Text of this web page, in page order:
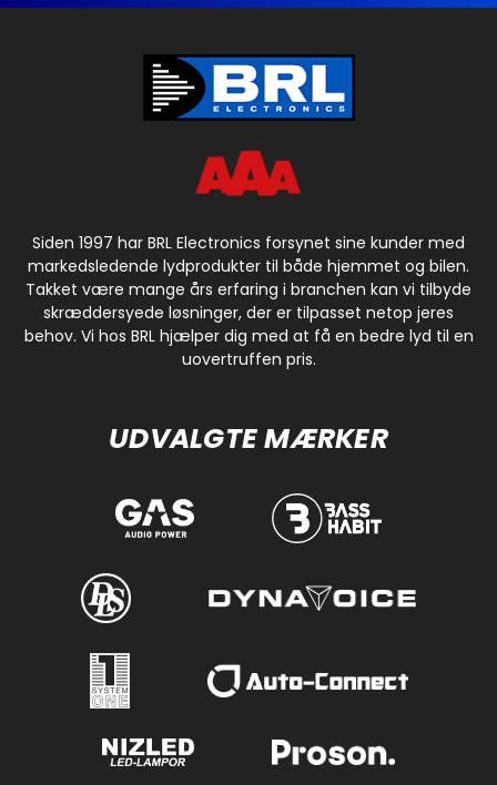
Siden 1997 har BRL Electronics forsynet sine kunder med
markedsledende lydprodukter til både hjemmet og bilen.
Takket være mange års erfaring i branchen kan vi tilbyde
skræddersyede løsninger, der er tilpasset netop jeres
behov. Vi hos BRL hjælper dig med at få en bedre lyd til en
uovertruffen pris.
UDVALGTE MÆRKER